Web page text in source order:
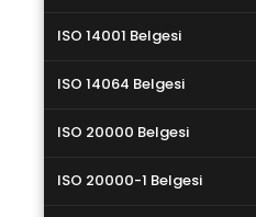
ISO 14001 Belgesi
ISO 14064 Belgesi
ISO 20000 Belgesi
ISO 20000-1 Belgesi